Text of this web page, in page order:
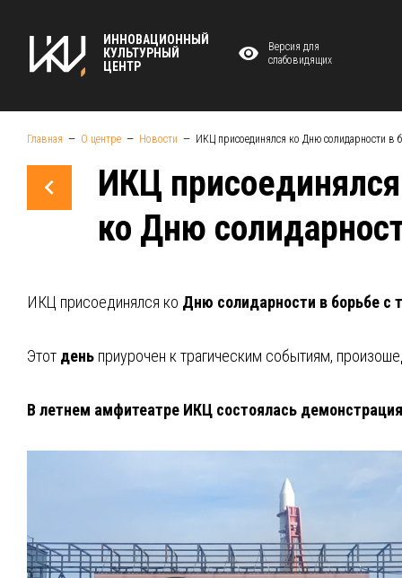
ИННОВАЦИОННЫЙ
КУЛЬТУРНЫЙ
ЦЕНТР
Версия для
слабовидящих
Главная О центре Новости ИКЦ присоединялся ко Дню солидарности в
ИКЦ присоединялся
ко Дню
ИКЦ присоединялся ко Дню солидарности в борьбе с
Этот день приурочен к трагическим событиям,
В летнем амфитеатре ИКЦ состоялась